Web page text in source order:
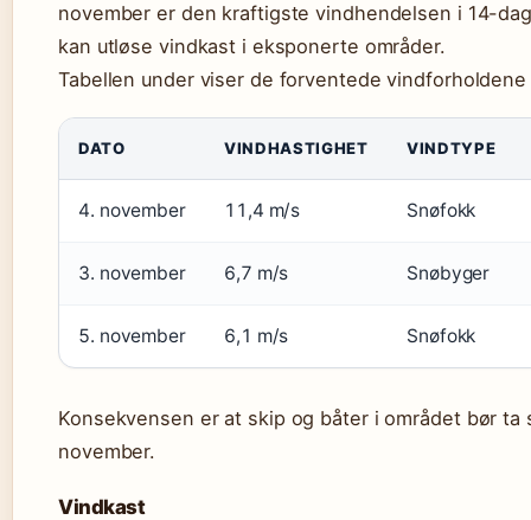
november er den kraftigste vindhendelsen i 14-
kan utløse vindkast i eksponerte områder.
Tabellen under viser de forventede
DATO VINDHASTIGHET VINDTYPE
4. november 11,4 m/s Snøfokk
3. november 6,7 m/s Snøbyger
5. november 6,1 m/s Snøfokk
Konsekvensen er at skip og båter i området bør
november.
Vindkast